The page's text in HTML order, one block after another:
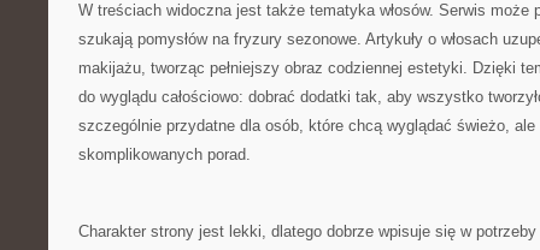
W treściach widoczna jest także tematyka włosów. Serwis może
szukają pomysłów na fryzury sezonowe. Artykuły o włosach
makijażu, tworząc pełniejszy obraz codziennej estetyki. Dzięki
do wyglądu całościowo: dobrać dodatki tak, aby wszystko
szczególnie przydatne dla osób, które chcą wyglądać świeżo,
skomplikowanych porad.
Charakter strony jest lekki, dlatego dobrze wpisuje się w